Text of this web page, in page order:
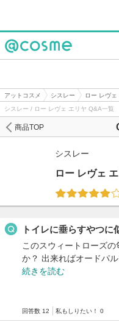
アットコスメ シスレー ロー レヴェ
シスレー / ロー レヴェ エリヤ Q&A一覧
商品TOP
シスレー
ロー レヴェ
トイレに垂らすやつに
このスウィートローズ
か？ 出来ればオードパ
続きを読む
回答数 12 私もしりたい！ 0